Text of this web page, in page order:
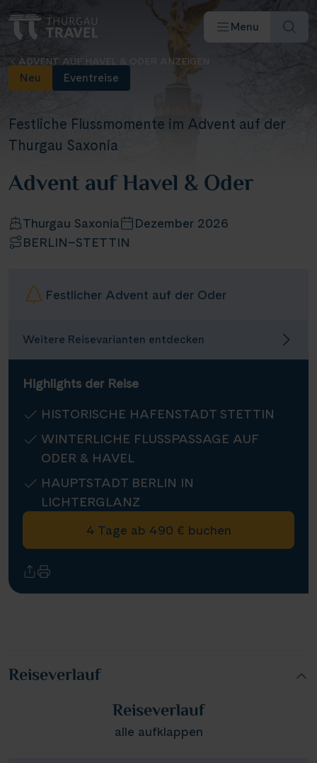
Menu
Reiseziele & Flüsse
Reisearten
Angebote
Infos
Kontakt
Reisekalender
Newsletter
Kundenlogin
Agenturbereich
WhatsAppHotline +49 30 346 456 950CH|FR
ADVENT AUF HAVEL & ODER ANZEIGEN
Neu Eventreise
Festliche Flussmomente im Advent auf der
Thurgau Saxonia
Advent auf Havel & Oder
Thurgau Saxonia
Dezember 2026
BERLIN–STETTIN
Festlicher Advent auf der Oder
Weitere Reisevarianten entdecken
Highlights der Reise
HISTORISCHE HAFENSTADT STETTIN
WINTERLICHE FLUSSPASSAGE AUF
ODER & HAVEL
HAUPTSTADT BERLIN IN
LICHTERGLANZ
4 Tage ab 490 € buchen
Reiseverlauf
Reiseverlauf
alle aufklappen